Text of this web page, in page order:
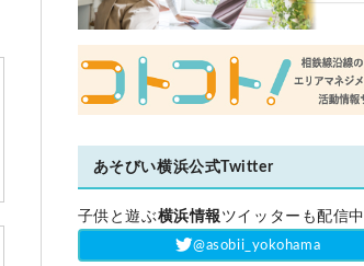
あそびい横浜公式Twitter
子供と遊ぶ横浜情報 ツイッターも配信中
‎@asobii_yokohama